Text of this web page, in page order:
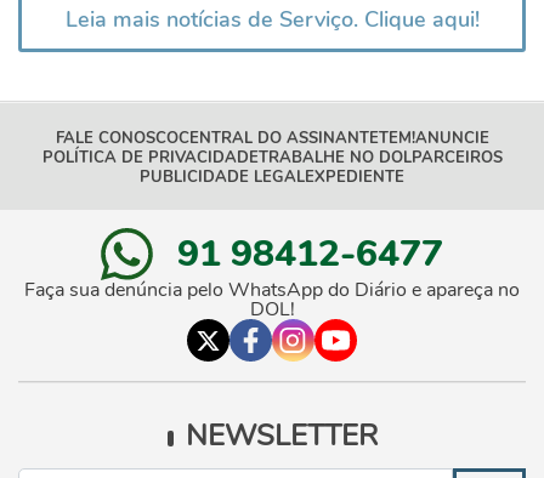
Leia mais notícias de Serviço. Clique aqui!
FALE CONOSCOCENTRAL DO ASSINANTETEM!ANUNCIE
POLÍTICA DE PRIVACIDADETRABALHE NO DOLPARCEIROS
PUBLICIDADE LEGALEXPEDIENTE
91 98412-6477
Faça sua denúncia pelo WhatsApp do Diário e apareça no
DOL!
NEWSLETTER